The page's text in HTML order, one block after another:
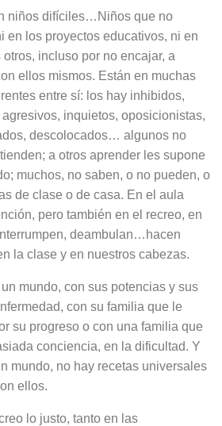
niños difíciles…Niños que no
en los proyectos educativos, ni en
incluso por no encajar, a
ellos mismos. Están en muchas
entre sí: los hay inhibidos,
inquietos, oposicionistas,
descolocados… algunos no
a otros aprender les supone
muchos, no saben, o no pueden, o
de clase o de casa. En el aula
pero también en el recreo, en
deambulan…hacen
la clase y en nuestros cabezas.
mundo, con sus potencias y sus
con su familia que le
su progreso o con una familia que
conciencia, en la dificultad. Y
mundo, no hay recetas universales
ellos.
lo justo, tanto en las